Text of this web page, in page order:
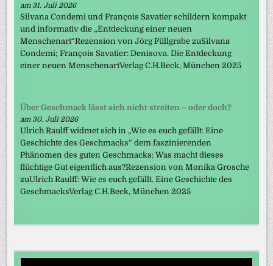
am 31. Juli 2026
Silvana Condemi und François Savatier schildern kompakt
und informativ die „Entdeckung einer neuen
Menschenart“Rezension von Jörg Füllgrabe zuSilvana
Condemi; François Savatier: Denisova. Die Entdeckung
einer neuen MenschenartVerlag C.H.Beck, München 2025
Über Geschmack lässt sich nicht streiten – oder doch?
am 30. Juli 2026
Ulrich Raulff widmet sich in „Wie es euch gefällt: Eine
Geschichte des Geschmacks“ dem faszinierenden
Phänomen des guten Geschmacks: Was macht dieses
flüchtige Gut eigentlich aus?Rezension von Monika Grosche
zuUlrich Raulff: Wie es euch gefällt. Eine Geschichte des
GeschmacksVerlag C.H.Beck, München 2025